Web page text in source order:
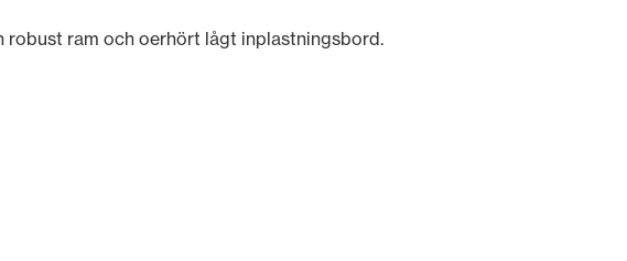
robust ram och oerhört lågt inplastningsbord.